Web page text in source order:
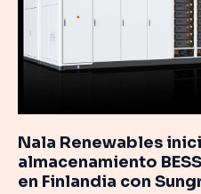
Nala Renewables
almacenamiento
en Finlandia con
inicia
un
BESS
50
MW/100